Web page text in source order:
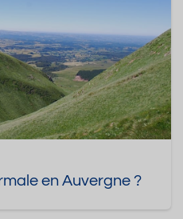
en Auvergne ?